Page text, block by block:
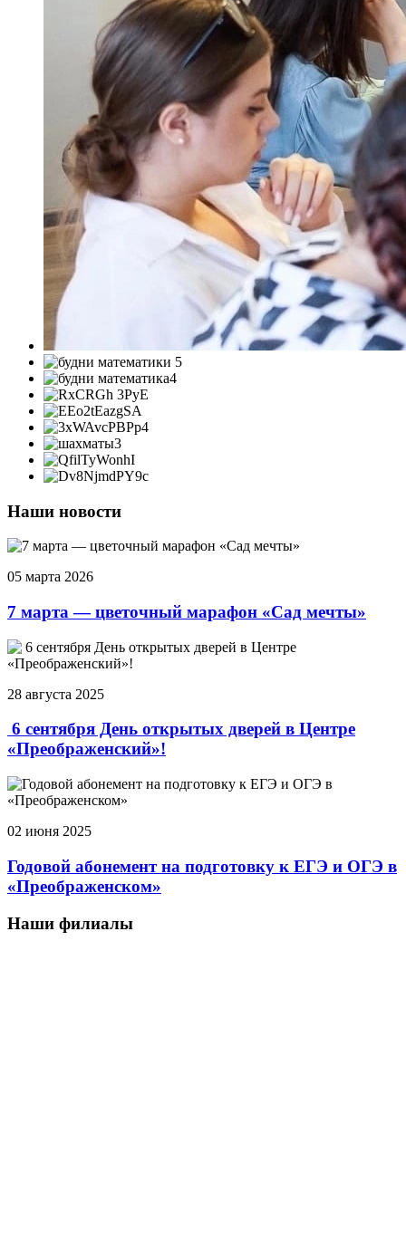
Наши новости
05 марта 2026
7 марта — цветочный марафон «Сад мечты»
28 августа 2025
6 сентября День открытых дверей в Центре
«Преображенский»!
02 июня 2025
Годовой абонемент на подготовку к ЕГЭ и ОГЭ в
«Преображенском»
Наши филиалы